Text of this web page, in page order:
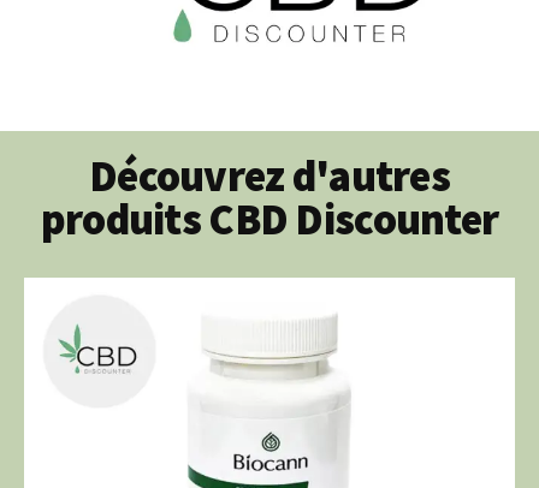
Découvrez d'autres
produits CBD Discounter